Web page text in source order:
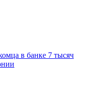
в банке 7 тысяч